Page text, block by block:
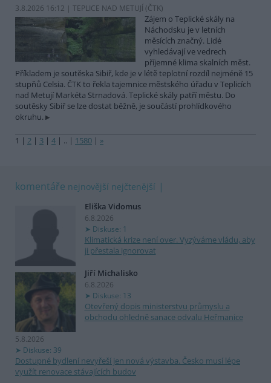
3.8.2026 16:12 | TEPLICE NAD METUJÍ (ČTK)
Zájem o Teplické skály na
Náchodsku je v letních
měsících značný. Lidé
vyhledávají ve vedrech
příjemné klima skalních měst.
Příkladem je soutěska Sibiř, kde je v létě teplotní rozdíl nejméně 15
stupňů Celsia. ČTK to řekla tajemnice městského úřadu v Teplicích
nad Metují Markéta Strnadová. Teplické skály patří městu. Do
soutěsky Sibiř se lze dostat běžně, je součástí prohlídkového
okruhu.
1 | 2 | 3 | 4 | .. | 1580 | »
komentáře nejnovější nejčtenější
Eliška Vidomus
6.8.2026
Diskuse: 1
Klimatická krize není over. Vyzýváme vládu, aby
ji přestala ignorovat
Jiří Michalisko
6.8.2026
Diskuse: 13
Otevřený dopis ministerstvu průmyslu a
obchodu ohledně sanace odvalu Heřmanice
5.8.2026
Diskuse: 39
Dostupné bydlení nevyřeší jen nová výstavba. Česko musí lépe
využít renovace stávajících budov